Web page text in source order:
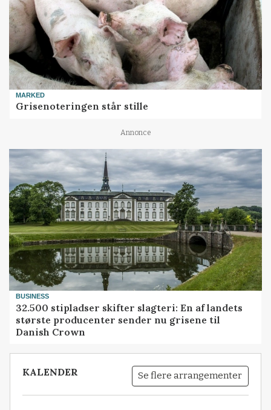
MARKED
Grisenoteringen står stille
Annonce
BUSINESS
32.500 stipladser skifter slagteri: En af landets
største producenter sender nu grisene til
Danish Crown
KALENDER Se flere arrangementer